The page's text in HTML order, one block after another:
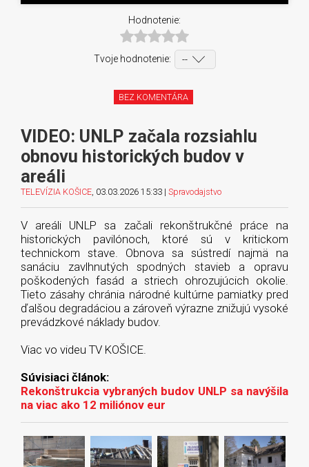
Hodnotenie:
Tvoje hodnotenie:
BEZ KOMENTÁRA
VIDEO: UNLP začala rozsiahlu
obnovu historických budov v
areáli
TELEVÍZIA KOŠICE, 03.03.2026 15:33 | Spravodajstvo
V areáli UNLP sa začali rekonštrukčné práce na
historických pavilónoch, ktoré sú v kritickom
technickom stave. Obnova sa sústredí najmä na
sanáciu zavlhnutých spodných stavieb a opravu
poškodených fasád a striech ohrozujúcich okolie.
Tieto zásahy chránia národné kultúrne pamiatky pred
ďalšou degradáciou a zároveň výrazne znižujú vysoké
prevádzkové náklady budov.
Viac vo videu TV KOŠICE.
Súvisiaci článok:
Rekonštrukcia vybraných budov UNLP sa navýšila
na viac ako 12 miliónov eur